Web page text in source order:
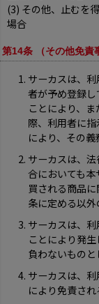
(3) その他、止むを
場合
第14条 （その他免責
サーカスは、
者が予め登録
ことにより、
際、利用者に
により、その義
サーカスは、
合においても
買される商品
条に定める以外
サーカスは、
ことにより発
負わないものと
サーカスは、
により免責され